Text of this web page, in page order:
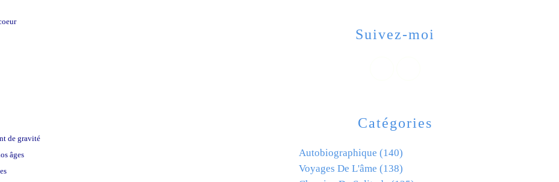
de gravité
âges
Catégories
Autobiographique (140)
Voyages De L'âme (138)
Suivez-moi